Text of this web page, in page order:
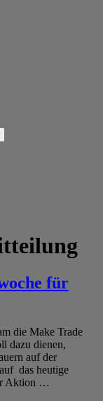
für
die Make Trade
dazu dienen,
auf der
das heutige
Aktion …